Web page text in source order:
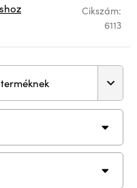
Cikszám:
6113